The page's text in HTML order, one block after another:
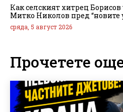
Как селският хитрец
Митко Николов пред “новите
сряда, 5 август 2026
Прочетете